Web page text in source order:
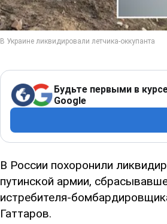
Будьте первыми в
Google
В России похоронили
путинской армии,
истребителя-
Гаттаров.